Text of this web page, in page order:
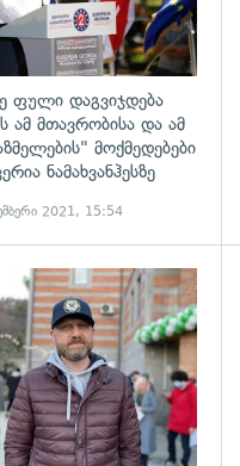
ფული დაგვიჯდება
ამ მთავრობისა და ამ
მოქმედებები
ნამახვანჰესზე
2021, 15:54